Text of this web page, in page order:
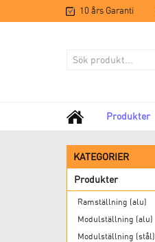
10 års Garanti
Produkter
KATEGORIER
Produkter
Ramställning (alu)
Modulställning (alu)
Modulställning (stål)